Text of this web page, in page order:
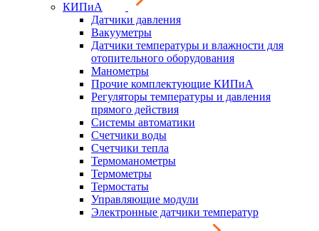
КИПиА
Датчики давления
Вакууметры
Датчики температуры и влажности для
отопительного оборудования
Манометры
Прочие комплектующие КИПиА
Регуляторы температуры и давления
прямого действия
Системы автоматики
Счетчики воды
Счетчики тепла
Термоманометры
Термометры
Термостаты
Управляющие модули
Электронные датчики температур